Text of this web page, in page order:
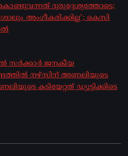
കൊണ്ടുവന്നത് ദുരുദ്ദേശ്യത്തോടെ;
അം​ഗീകരിക്കില്ല’; കെസി
സര്‍ക്കാര്‍ ജനകീയ
നഴ്സിന് അണലിയുടെ
കടിയേറ്റത് ഡ്യൂട്ടിക്കിടെ